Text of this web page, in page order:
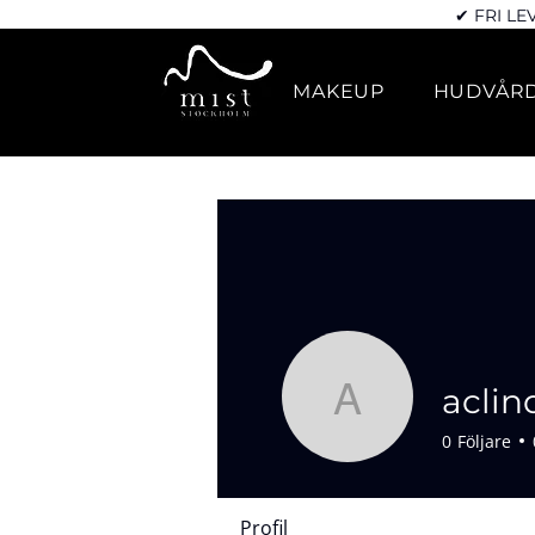
✔ FRI
MAKEUP
0 Följare
Profil